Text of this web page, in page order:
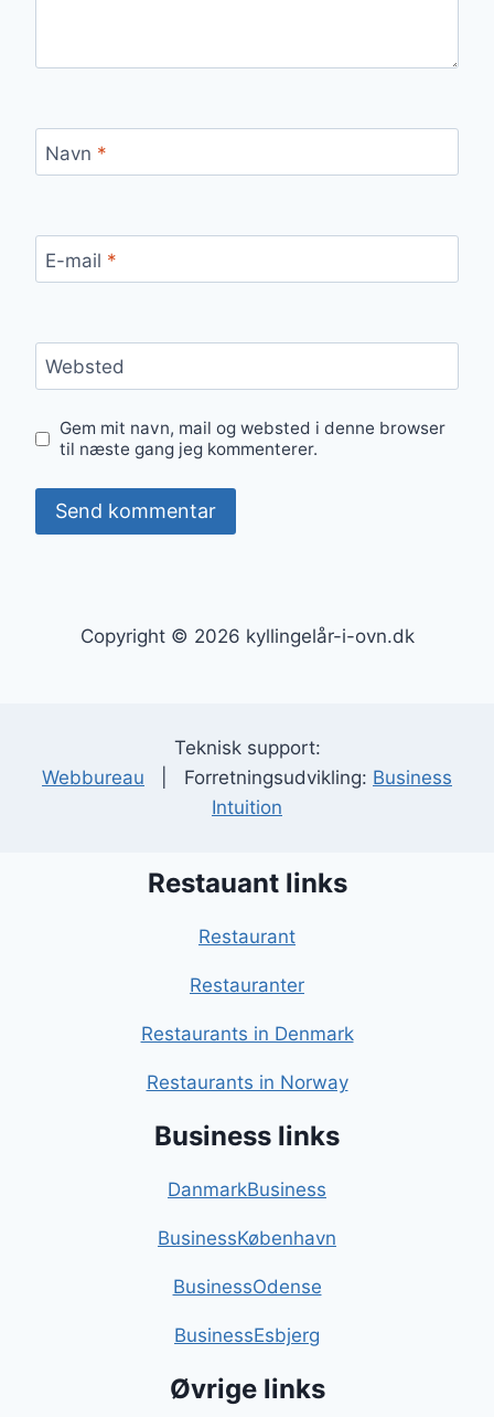
Navn *
E-mail *
Websted
Gem mit navn, mail og websted i denne browser
til næste gang jeg kommenterer.
Copyright © 2026 kyllingelår-i-ovn.dk
Teknisk support:
Webbureau | Forretningsudvikling: Business
Intuition
Restauant links
Restaurant
Restauranter
Restaurants in Denmark
Restaurants in Norway
Business links
DanmarkBusiness
BusinessKøbenhavn
BusinessOdense
BusinessEsbjerg
Øvrige links